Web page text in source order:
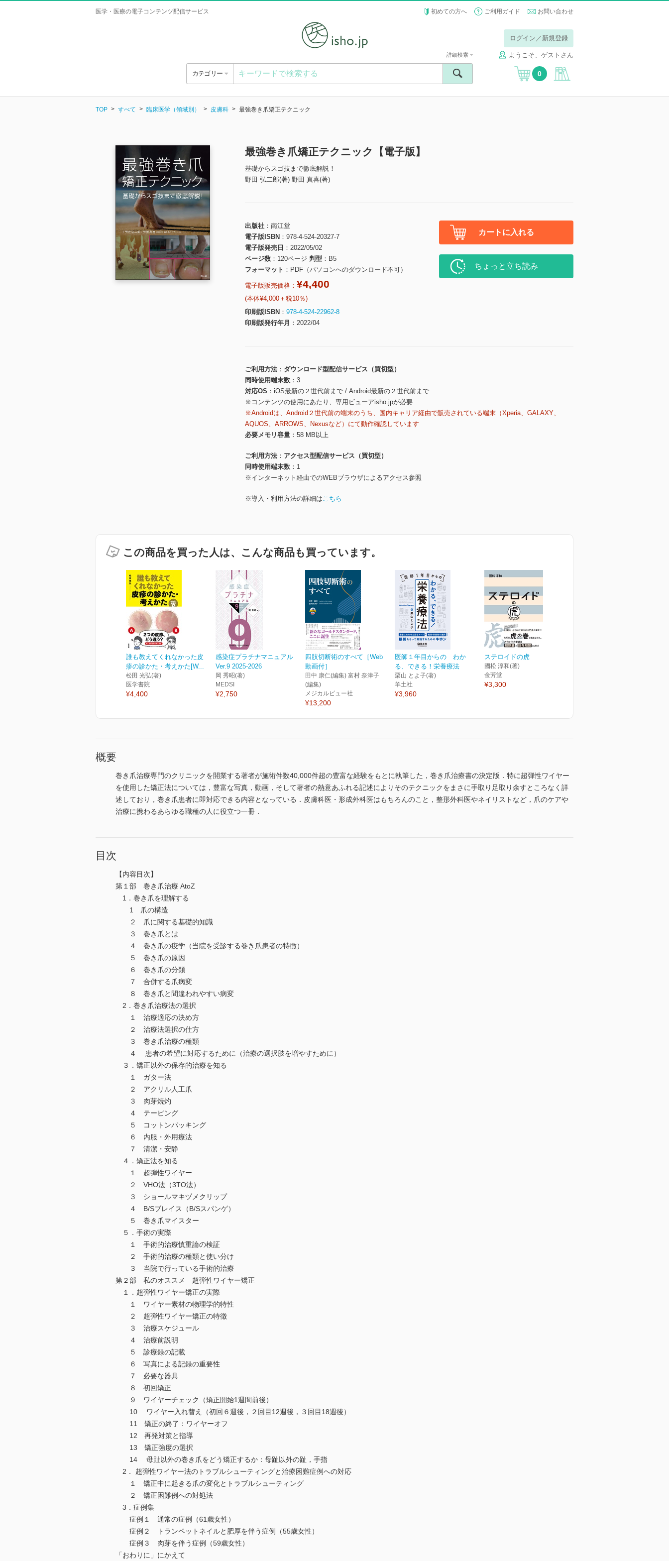
医学・医療の電子コンテンツ配信サービス 初めての方へ ご利用ガイド お問い合わせ
ログイン／新規登録
ようこそ、ゲストさん
カテゴリー
詳細検索
0
TOP すべて 臨床医学（領域別） 皮膚科 最強巻き爪矯正テクニック
最強巻き爪矯正テクニック【電子版】
基礎からスゴ技まで徹底解説！
野田 弘二郎(著) 野田 真喜(著)
出版社
南江堂
電子版ISBN
978-4-524-20327-7
電子版発売日
2022/05/02
ページ数
120ページ 判型
B5
フォーマット
PDF（パソコンへのダウンロード不可）
電子版販売価格： ¥4,400
(本体¥4,000＋税10％)
印刷版ISBN
978-4-524-22962-8
印刷版発行年月
2022/04
カートに入れる
ちょっと立ち読み
ご利用方法
ダウンロード型配信サービス（買切型）
同時使用端末数
3
対応OS
iOS最新の２世代前まで / Android最新の２世代前まで
※コンテンツの使用にあたり、専用ビューアisho.jpが必要
※Androidは、Android２世代前の端末のうち、国内キャリア経由で販売されている端末（Xperia、GALAXY、
AQUOS、ARROWS、Nexusなど）にて動作確認しています
必要メモリ容量
58 MB以上
ご利用方法
アクセス型配信サービス（買切型）
同時使用端末数
1
※インターネット経由でのWEBブラウザによるアクセス参照
※導入・利用方法の詳細はこちら
この商品を買った人は、こんな商品も買っています。
誰も教えてくれなかった皮
疹の診かた・考えかた[W...
松田 光弘(著)
医学書院
¥4,400
感染症プラチナマニュアル
Ver.9 2025-2026
岡 秀昭(著)
MEDSI
¥2,750
四肢切断術のすべて［Web
動画付］
田中 康仁(編集) 富村 奈津子
(編集)
メジカルビュー社
¥13,200
医師１年目からの わか
る、できる！栄養療法
栗山 とよ子(著)
羊土社
¥3,960
ステロイドの虎
國松 淳和(著)
金芳堂
¥3,300
概要
巻き爪治療専門のクリニックを開業する著者が施術件数40,000件超の豊富な経験をもとに執筆した，巻き爪治療書の決定版．特に超弾性ワイヤー
を使用した矯正法については，豊富な写真，動画，そして著者の熱意あふれる記述によりそのテクニックをまさに手取り足取り余すところなく詳
述しており，巻き爪患者に即対応できる内容となっている．皮膚科医・形成外科医はもちろんのこと，整形外科医やネイリストなど，爪のケアや
治療に携わるあらゆる職種の人に役立つ一冊．
目次
【内容目次】
第１部 巻き爪治療 AtoZ
1．巻き爪を理解する
1 爪の構造
２ 爪に関する基礎的知識
３ 巻き爪とは
４ 巻き爪の疫学（当院を受診する巻き爪患者の特徴）
５ 巻き爪の原因
６ 巻き爪の分類
７ 合併する爪病変
８ 巻き爪と間違われやすい病変
2．巻き爪治療法の選択
１ 治療適応の決め方
２ 治療法選択の仕方
３ 巻き爪治療の種類
４ 患者の希望に対応するために（治療の選択肢を増やすために）
３．矯正以外の保存的治療を知る
１ ガター法
２ アクリル人工爪
３ 肉芽焼灼
４ テーピング
５ コットンパッキング
６ 内服・外用療法
７ 清潔・安静
４．矯正法を知る
１ 超弾性ワイヤー
２ VHO法（3TO法）
３ ショールマキヅメクリップ
４ B/Sブレイス（B/Sスパンゲ）
５ 巻き爪マイスター
５．手術の実際
１ 手術的治療慎重論の検証
２ 手術的治療の種類と使い分け
３ 当院で行っている手術的治療
第２部 私のオススメ 超弾性ワイヤー矯正
１．超弾性ワイヤー矯正の実際
１ ワイヤー素材の物理学的特性
２ 超弾性ワイヤー矯正の特徴
３ 治療スケジュール
４ 治療前説明
５ 診療録の記載
６ 写真による記録の重要性
７ 必要な器具
８ 初回矯正
９ ワイヤーチェック（矯正開始1週間前後）
10 ワイヤー入れ替え（初回６週後，２回目12週後，３回目18週後）
11 矯正の終了：ワイヤーオフ
12 再発対策と指導
13 矯正強度の選択
14 母趾以外の巻き爪をどう矯正するか：母趾以外の趾，手指
2． 超弾性ワイヤー法のトラブルシューティングと治療困難症例への対応
１ 矯正中に起きる爪の変化とトラブルシューティング
２ 矯正困難例への対処法
3．症例集
症例１ 通常の症例（61歳女性）
症例２ トランペットネイルと肥厚を伴う症例（55歳女性）
症例３ 肉芽を伴う症例（59歳女性）
「おわりに」にかえて